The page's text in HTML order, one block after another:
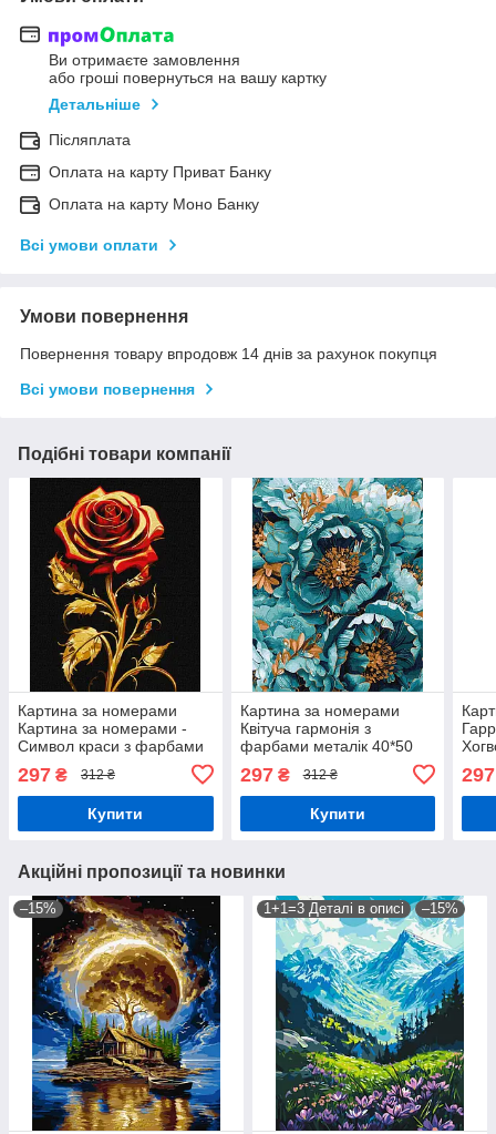
Ви отримаєте замовлення
або гроші повернуться на вашу картку
Детальніше
Післяплата
Оплата на карту Приват Банку
Оплата на карту Моно Банку
Всі умови оплати
Умови повернення
Повернення товару впродовж 14 днів за рахунок покупця
Всі умови повернення
Подібні товари компанії
Картина за номерами
Картина за номерами -
Символ краси з фарбами
Ідейка KHO 3244
297 ₴ 312 ₴
Купити
Картина за номерами
Квітуча гармонія з
фарбами металік 40*50
297₴ 312 ₴
Купити
см
297
Акційні пропозиції та новинки
–15% 1+1=3 Деталі в описі –15%